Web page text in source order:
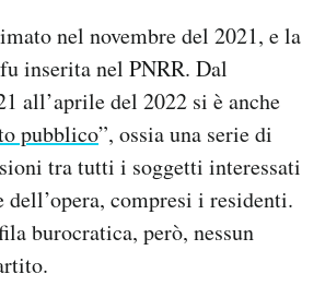
nel novembre del 2021, e la
inserita nel PNRR. Dal
all’aprile del 2022 si è anche
pubblico”, ossia una serie di
tra tutti i soggetti interessati
compresi i residenti.
burocratica, però, nessun